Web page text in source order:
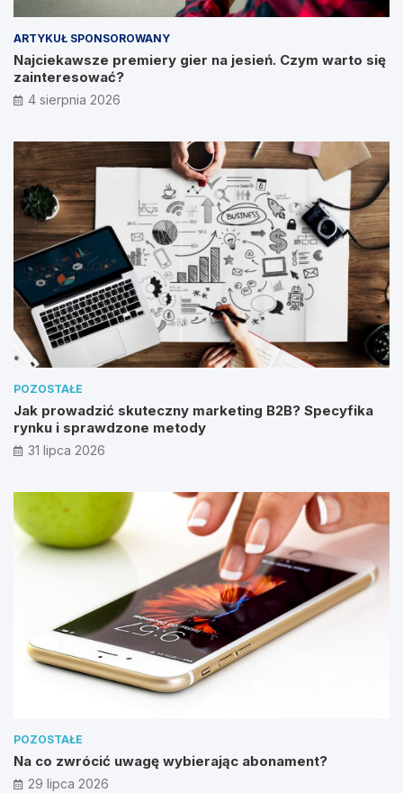
ARTYKUŁ SPONSOROWANY
Najciekawsze premiery gier na jesień. Czym warto się
zainteresować?
4 sierpnia 2026
POZOSTAŁE
Jak prowadzić skuteczny marketing B2B? Specyfika
rynku i sprawdzone metody
31 lipca 2026
POZOSTAŁE
Na co zwrócić uwagę wybierając abonament?
29 lipca 2026